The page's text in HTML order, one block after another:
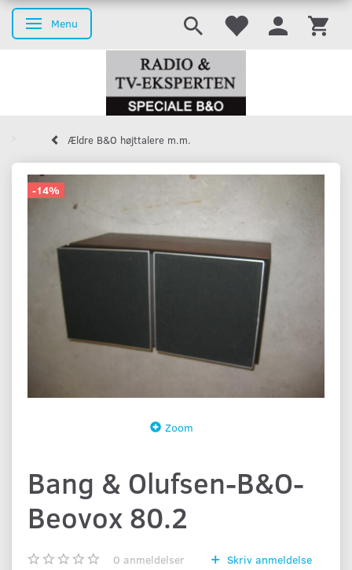
Skifte navigation
Menu
Ældre B&O højttalere m.m.
-14%
Zoom
Bang & Olufsen-B&O-
Beovox 80.2
0 anmeldelser
Skriv anmeldelse